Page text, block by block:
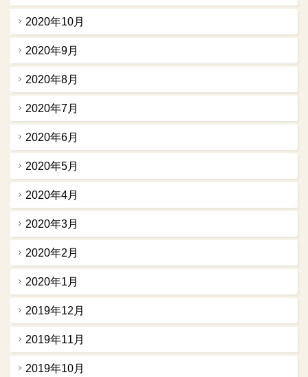
2020年10月
2020年9月
2020年8月
2020年7月
2020年6月
2020年5月
2020年4月
2020年3月
2020年2月
2020年1月
2019年12月
2019年11月
2019年10月